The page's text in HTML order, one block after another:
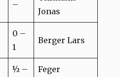
–
Jonas
0 –
1
Berger Lars
½ –
Feger